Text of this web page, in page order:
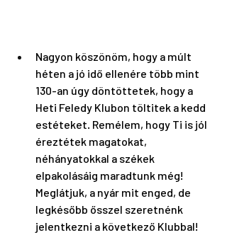
Nagyon köszönöm, hogy a múlt
héten a jó idő ellenére több mint
130-an úgy döntöttetek, hogy a
Heti Feledy Klubon töltitek a kedd
estéteket. Remélem, hogy Ti is jól
éreztétek magatokat,
néhányatokkal a székek
elpakolásáig maradtunk még!
Meglátjuk, a nyár mit enged, de
legkésőbb ősszel szeretnénk
jelentkezni a következő Klubbal!